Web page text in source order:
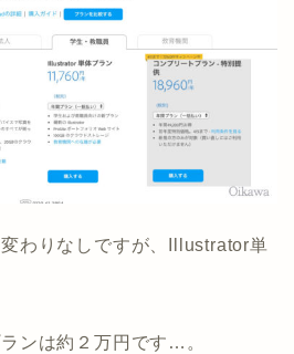
わりなしですが、Illustrator単
ンは約２万円です…。